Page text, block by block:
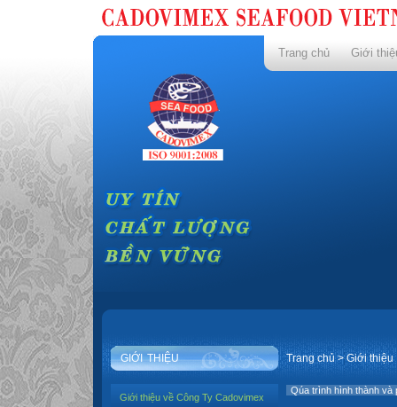
Trang chủ Giới
GIỚI THIỆU
Giới thiệu về Công Ty Cadovimex
Trang chủ>Giới thiệu
Qúa trình hình thành và